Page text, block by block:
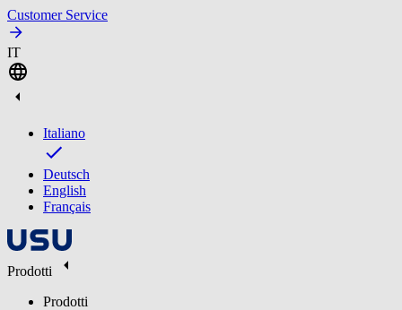
Customer Service
IT
Italiano
Deutsch
English
Français
Prodotti
Prodotti